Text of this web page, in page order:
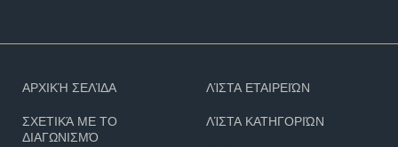
ΑΡΧΙΚΉ ΣΕΛΊΔΑ
ΣΧΕΤΙΚΆ ΜΕ ΤΟ
ΔΙΑΓΩΝΙΣΜΌ
ΛΊΣΤΑ ΕΤΑΙΡΕΙΏΝ
ΛΊΣΤΑ ΚΑΤΗΓΟΡΙΏΝ